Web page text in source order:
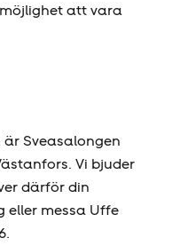
att vara
är Sveasalongen
Vi bjuder
därför din
eller messa Uffe